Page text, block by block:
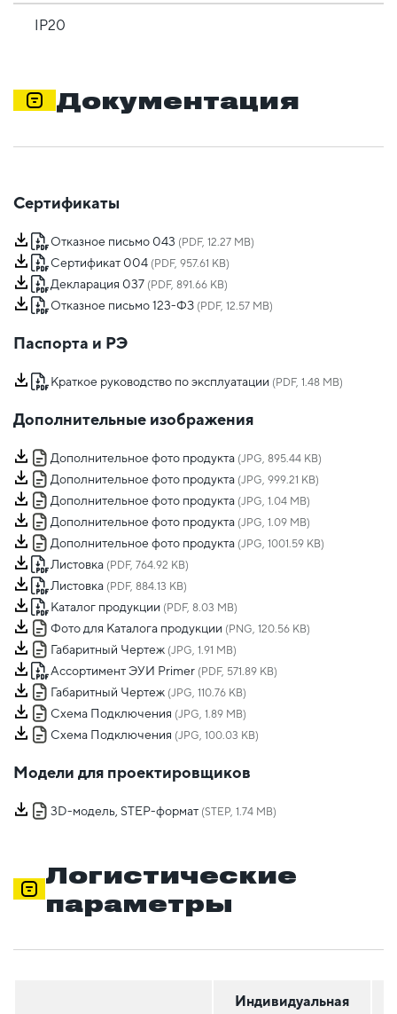
IP20
Документация
Сертификаты
Отказное письмо 043 (PDF, 12.27 MB)
Сертификат 004 (PDF, 957.61 KB)
Декларация 037 (PDF, 891.66 KB)
Отказное письмо 123-ФЗ (PDF, 12.57 MB)
Паспорта и РЭ
Краткое руководство по эксплуатации (PDF, 1.48 MB)
Дополнительные изображения
Дополнительное фото продукта (JPG, 895.44 KB)
Дополнительное фото продукта (JPG, 999.21 KB)
Дополнительное фото продукта (JPG, 1.04 MB)
Дополнительное фото продукта (JPG, 1.09 MB)
Дополнительное фото продукта (JPG, 1001.59 KB)
Листовка (PDF, 764.92 KB)
Листовка (PDF, 884.13 KB)
Каталог продукции (PDF, 8.03 MB)
Фото для Каталога продукции (PNG, 120.56 KB)
Габаритный Чертеж (JPG, 1.91 MB)
Ассортимент ЭУИ Primer (PDF, 571.89 KB)
Габаритный Чертеж (JPG, 110.76 KB)
Схема Подключения (JPG, 1.89 MB)
Схема Подключения (JPG, 100.03 KB)
Модели для проектировщиков
3D-модель, STEP-формат (STEP, 1.74 MB)
Логистические
параметры
Индивидуальная